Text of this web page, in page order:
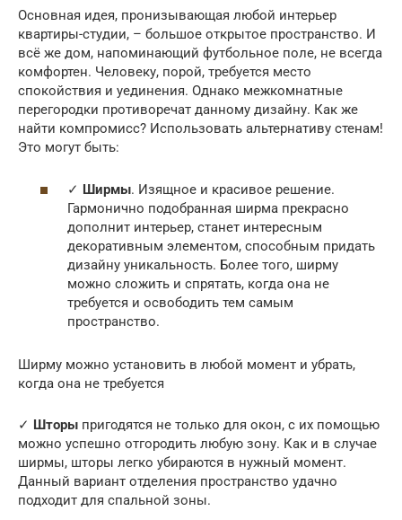
Основная идея, пронизывающая любой интерьер
квартиры-студии, – большое открытое пространство. И
всё же дом, напоминающий футбольное поле, не всегда
комфортен. Человеку, порой, требуется место
спокойствия и уединения. Однако межкомнатные
перегородки противоречат данному дизайну. Как же
найти компромисс? Использовать альтернативу стенам!
Это могут быть:
✓ Ширмы. Изящное и красивое решение.
Гармонично подобранная ширма прекрасно
дополнит интерьер, станет интересным
декоративным элементом, способным придать
дизайну уникальность. Более того, ширму
можно сложить и спрятать, когда она не
требуется и освободить тем самым
пространство.
Ширму можно установить в любой момент и убрать,
когда она не требуется
✓ Шторы пригодятся не только для окон, с их помощью
можно успешно отгородить любую зону. Как и в случае
ширмы, шторы легко убираются в нужный момент.
Данный вариант отделения пространство удачно
подходит для спальной зоны.